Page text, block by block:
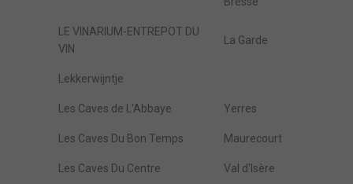
LE VINARIUM-ENTREPOT DU
VIN
La Garde
Lekkerwijntje
Les Caves de L'Abbaye Yerres
Les Caves Du Bon Temps Maurecourt
Les Caves Du Centre Val d'Isère